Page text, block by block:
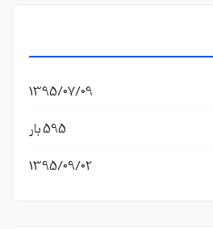
1395/07/09
595 بار
1395/09/02